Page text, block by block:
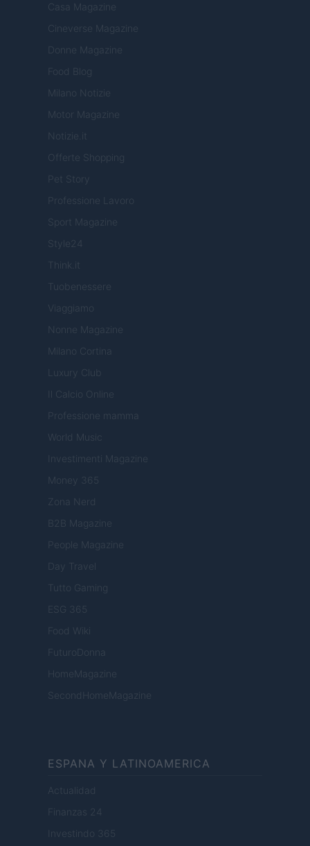
Casa Magazine
Cineverse Magazine
Donne Magazine
Food Blog
Milano Notizie
Motor Magazine
Notizie.it
Offerte Shopping
Pet Story
Professione Lavoro
Sport Magazine
Style24
Think.it
Tuobenessere
Viaggiamo
Nonne Magazine
Milano Cortina
Luxury Club
Il Calcio Online
Professione mamma
World Music
Investimenti Magazine
Money 365
Zona Nerd
B2B Magazine
People Magazine
Day Travel
Tutto Gaming
ESG 365
Food Wiki
FuturoDonna
HomeMagazine
SecondHomeMagazine
ESPANA Y LATINOAMERICA
Actualidad
Finanzas 24
Investindo 365